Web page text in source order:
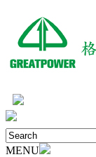
MENU